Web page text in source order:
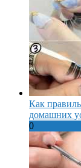
Как
домашних
0